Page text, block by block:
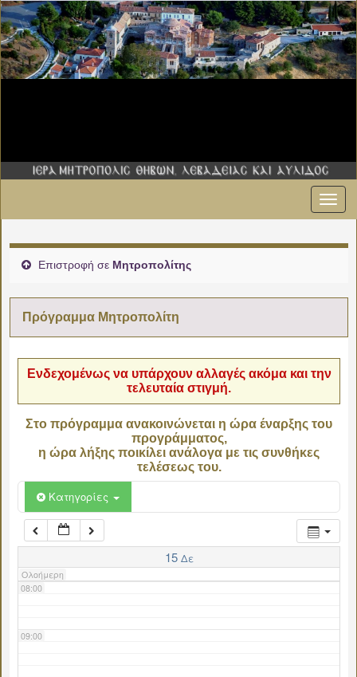
Επιστροφή σε Μητροπολίτης
Πρόγραμμα Μητροπολίτη
Ενδεχομένως να υπάρχουν αλλαγές ακόμα και την
τελευταία στιγμή.
Στο πρόγραμμα ανακοινώνεται η ώρα έναρξης του
προγράμματος,
η ώρα λήξης ποικίλει ανάλογα με τις συνθήκες
τελέσεως του.
Κατηγορίες
15 Δε
Ολοήμερη
02:00
06:00
07:00
08:00
09:00